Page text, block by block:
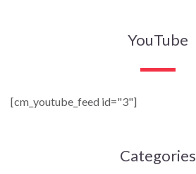
YouTube
[cm_youtube_feed id="3"]
Categories